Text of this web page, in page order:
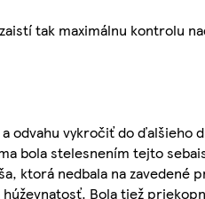
tak maximálnu kontrolu
odvahu vykročiť do
bola stelesnením tejto
ktorá nedbala na
Bola tiež